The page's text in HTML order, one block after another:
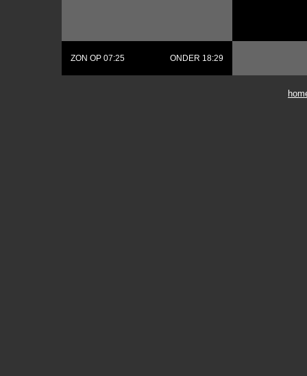
ZON OP 07:25 ONDER 18:29